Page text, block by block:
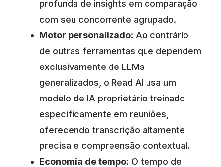
profunda de insights em comparação
com seu concorrente agrupado.
Motor personalizado: Ao contrário
de outras ferramentas que dependem
exclusivamente de LLMs
generalizados, o Read AI usa um
modelo de IA proprietário treinado
especificamente em reuniões,
oferecendo transcrição altamente
precisa e compreensão contextual.
Economia de tempo: O tempo de